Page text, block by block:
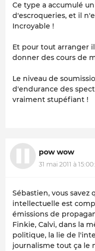
Ce type a accumulé
d'escroqueries, et il
Incroyable !
Et pour tout arranger
donner des cours de
Le niveau de
d'endurance des
vraiment stupéfiant !
pow wow
31 mai 2011 à
Sébastien, vous
intellectuelle est
émissions de
Finkie, Calvi, dans la
politique, la lie de
journalisme tout ça le